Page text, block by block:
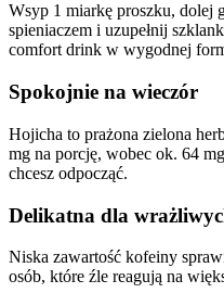
Wsyp 1 miarkę proszku, dolej
spieniaczem i uzupełnij
comfort drink w wygodnej
Spokojnie na wieczór
Hojicha to prażona zielona
mg na porcję, wobec ok. 64
chcesz odpocząć.
Delikatna dla
Niska zawartość kofeiny
osób, które źle reagują na